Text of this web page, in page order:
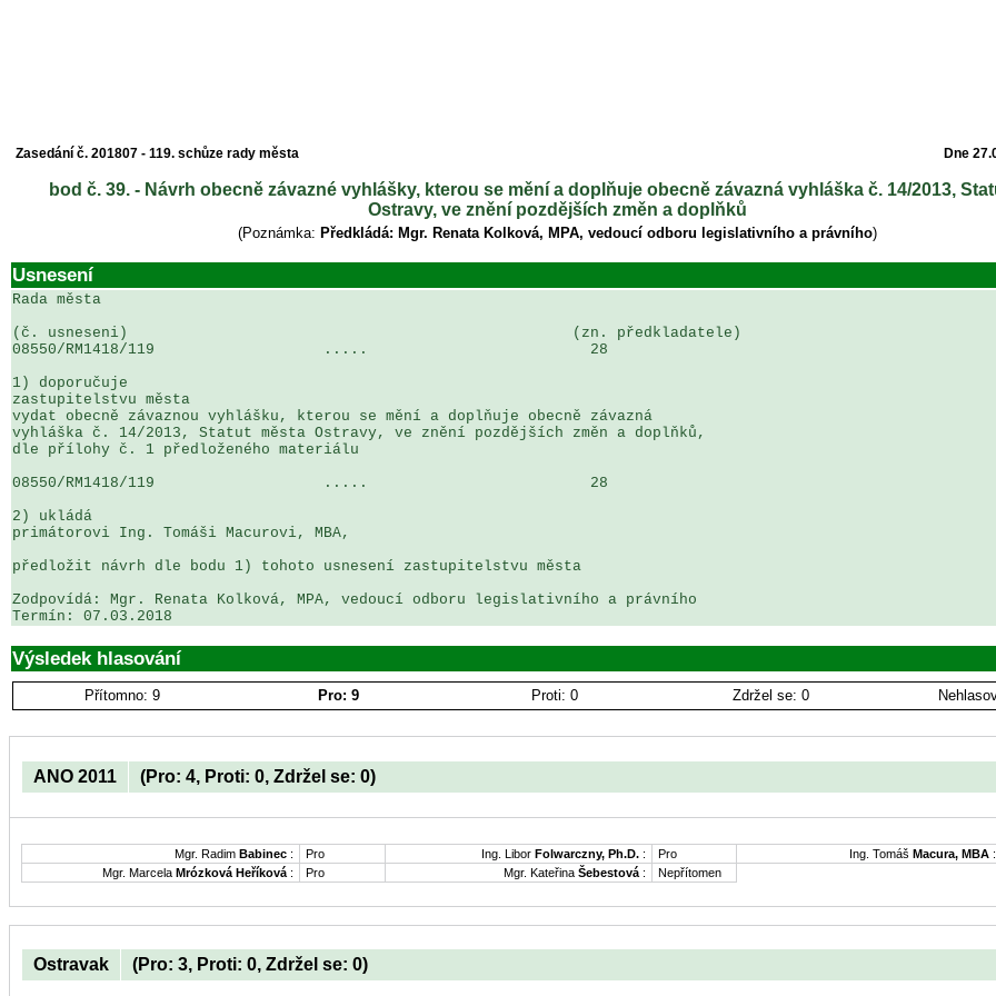
Zasedání č. 201807 - 119. schůze rady města Dne
bod č. 39. - Návrh obecně závazné vyhlášky, kterou se mění a doplňuje obecně závazná vyhláška č. 14/2013,
Ostravy, ve znění pozdějších změn a doplňků
(Poznámka: Předkládá: Mgr. Renata Kolková, MPA, vedoucí odboru legislativního a právního)
Usnesení
Rada města
(č. usneseni)                                                  (zn. předkladatele)
08550/RM1418/119                   .....                         28
1) doporučuje
zastupitelstvu města
vydat obecně závaznou vyhlášku, kterou se mění a doplňuje obecně závazná
vyhláška č. 14/2013, Statut města Ostravy, ve znění pozdějších změn a doplňků,
dle přílohy č. 1 předloženého materiálu
08550/RM1418/119                   .....                         28
2) ukládá
primátorovi Ing. Tomáši Macurovi, MBA,
předložit návrh dle bodu 1) tohoto usnesení zastupitelstvu města
Zodpovídá: Mgr. Renata Kolková, MPA, vedoucí odboru legislativního a právního
Výsledek hlasování
Přítomno: 9 Pro: 9 Proti: 0 Zdržel se: 0
ANO 2011 (Pro: 4, Proti: 0, Zdržel se: 0)
Mgr. Radim Babinec : Pro Ing. Libor Folwarczny, Ph.D. : Pro Ing. Tomáš Macura, MBA :
Mgr. Marcela Mrózková Heříková : Pro Mgr. Kateřina Šebestová : Nepřítomen
Ostravak (Pro: 3, Proti: 0, Zdržel se: 0)